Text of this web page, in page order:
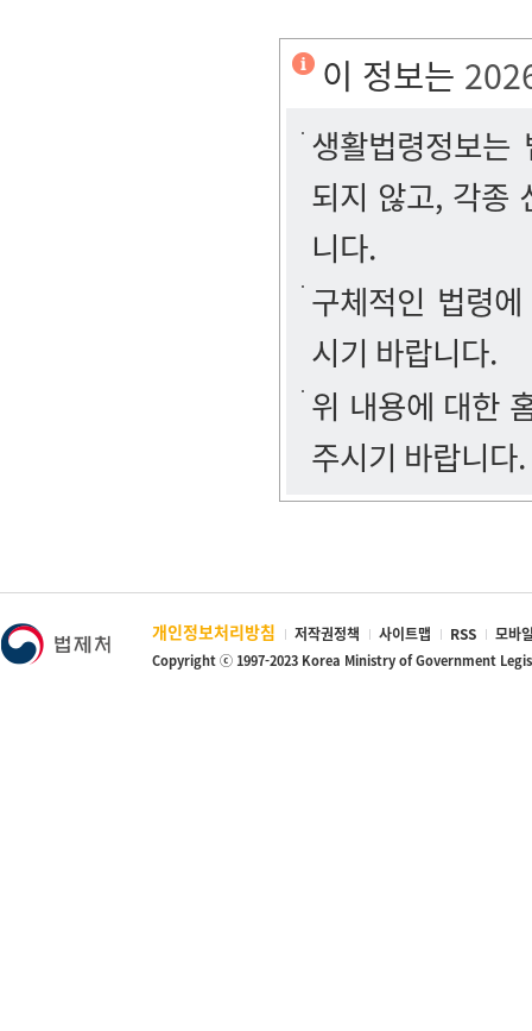
이 정보는
생활법령정보
되지 않고, 각종
니다.
구체적인 법령
시기 바랍니다.
위 내용에 대한
주시기 바랍니다.
개인정보처리방침 저작권정책 사이트맵 RSS 모바
Copyright ⓒ 1997-2023 Korea Ministry of Government